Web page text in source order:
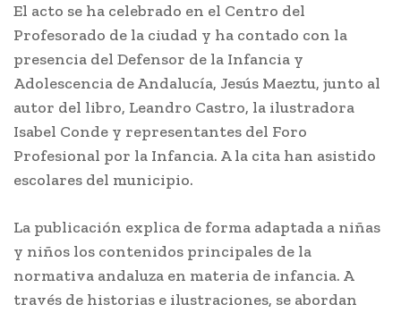
El acto se ha celebrado en el Centro del
Profesorado de la ciudad y ha contado con la
presencia del Defensor de la Infancia y
Adolescencia de Andalucía, Jesús Maeztu, junto al
autor del libro, Leandro Castro, la ilustradora
Isabel Conde y representantes del Foro
Profesional por la Infancia. A la cita han asistido
escolares del municipio.
La publicación explica de forma adaptada a niñas
y niños los contenidos principales de la
normativa andaluza en materia de infancia. A
través de historias e ilustraciones, se abordan